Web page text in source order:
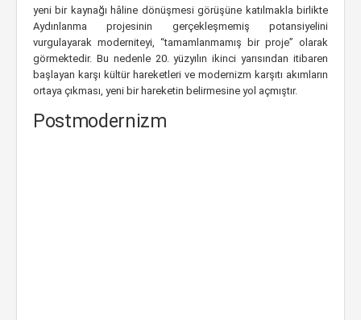
yeni bir kaynağı hâline dönüşmesi görüşüne katılmakla birlikte
Aydınlanma projesinin gerçekleşmemiş potansiyelini
vurgulayarak moderniteyi, “tamamlanmamış bir proje” olarak
görmektedir. Bu nedenle 20. yüzyılın ikinci yarısından itibaren
başlayan karşı kültür hareketleri ve modernizm karşıtı akımların
ortaya çıkması, yeni bir hareketin belirmesine yol açmıştır.
Postmodernizm